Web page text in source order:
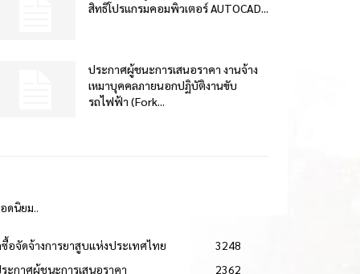
สิทธิโปรแกรมคอมพิวเตอร์ AUTOCAD...
ประกาศผู้ชนะการเสนอราคา งานจ้าง
เหมาบุคคลภายนอกปฏิบัติงานขับ
รถไฟฟ้า (Fork...
ดนิยม..
อจัดจ้างการยาสูบแห่งประเทศไทย
3248
ะกาศผู้ชนะการเสนอราคา
2362